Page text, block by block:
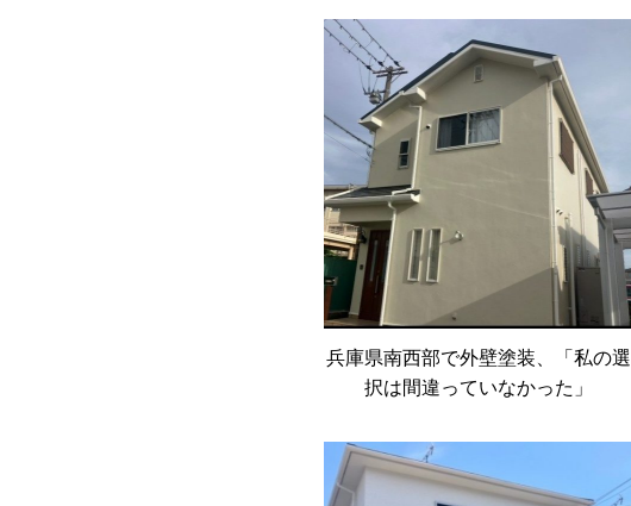
兵庫県南西部で外壁塗装、「私の選
択は間違っていなかった」